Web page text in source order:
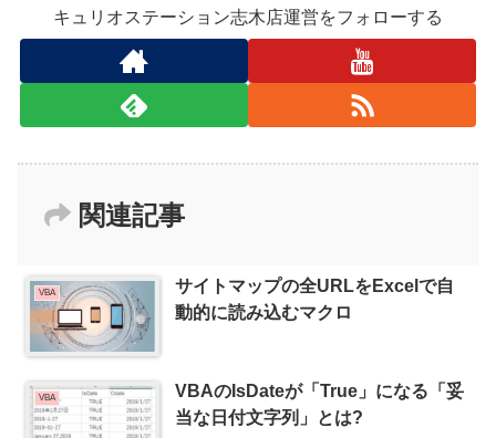
キュリオステーション志木店運営をフォローする
関連記事
VBA
サイトマップの全URLをExcelで自
動的に読み込むマクロ
VBA
VBAのIsDateが「True」になる「妥
当な日付文字列」とは?